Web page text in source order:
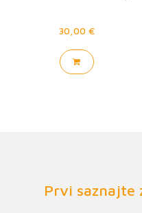
30,00 €
Prvi saznajte